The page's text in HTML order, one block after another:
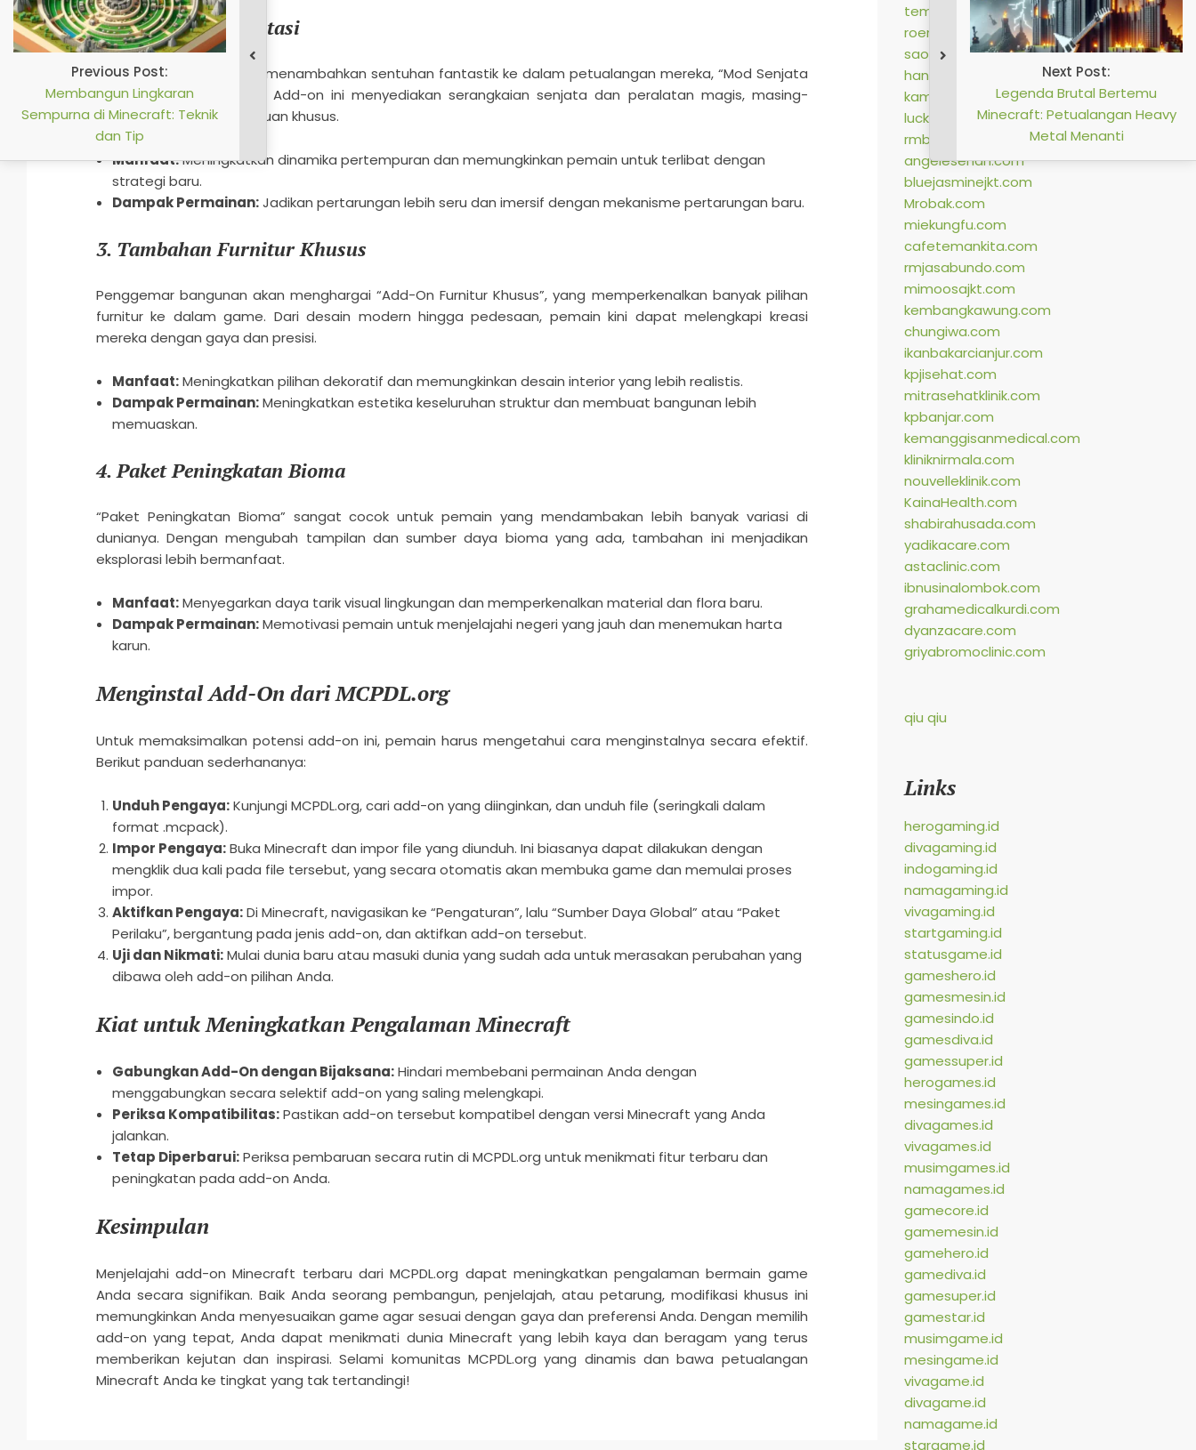
2.Mod Senjata Fantasi
Untuk pemain yang ingin menambahkan sentuhan fantastik ke dalam petualangan mereka, “Mod Senjata
Fantasi” sangat penting. Add-on ini menyediakan serangkaian senjata dan peralatan magis, masing-
masing dengan kemampuan khusus.
Manfaat:Meningkatkan dinamika pertempuran dan memungkinkan pemain untuk terlibat dengan
strategi baru.
Dampak Permainan:Jadikan pertarungan lebih seru dan imersif dengan mekanisme pertarungan baru.
3. Tambahan Furnitur Khusus
Penggemar bangunan akan menghargai “Add-On Furnitur Khusus”, yang memperkenalkan banyak pilihan
furnitur ke dalam game. Dari desain modern hingga pedesaan, pemain kini dapat melengkapi kreasi
mereka dengan gaya dan presisi.
Manfaat:Meningkatkan pilihan dekoratif dan memungkinkan desain interior yang lebih realistis.
Dampak Permainan:Meningkatkan estetika keseluruhan struktur dan membuat bangunan lebih
memuaskan.
4.Paket Peningkatan Bioma
“Paket Peningkatan Bioma” sangat cocok untuk pemain yang mendambakan lebih banyak variasi di
dunianya. Dengan mengubah tampilan dan sumber daya bioma yang ada, tambahan ini menjadikan
eksplorasi lebih bermanfaat.
Manfaat:Menyegarkan daya tarik visual lingkungan dan memperkenalkan material dan flora baru.
Dampak Permainan:Memotivasi pemain untuk menjelajahi negeri yang jauh dan menemukan harta
karun.
Menginstal Add-On dari MCPDL.org
Untuk memaksimalkan potensi add-on ini, pemain harus mengetahui cara menginstalnya secara efektif.
Berikut panduan sederhananya:
Unduh Pengaya:Kunjungi MCPDL.org, cari add-on yang diinginkan, dan unduh file (seringkali dalam
format .mcpack).
Impor Pengaya:Buka Minecraft dan impor file yang diunduh. Ini biasanya dapat dilakukan dengan
mengklik dua kali pada file tersebut, yang secara otomatis akan membuka game dan memulai proses
impor.
Aktifkan Pengaya:Di Minecraft, navigasikan ke “Pengaturan”, lalu “Sumber Daya Global” atau “Paket
Perilaku”, bergantung pada jenis add-on, dan aktifkan add-on tersebut.
Uji dan Nikmati:Mulai dunia baru atau masuki dunia yang sudah ada untuk merasakan perubahan yang
dibawa oleh add-on pilihan Anda.
Kiat untuk Meningkatkan Pengalaman Minecraft
Gabungkan Add-On dengan Bijaksana:Hindari membebani permainan Anda dengan
menggabungkan secara selektif add-on yang saling melengkapi.
Periksa Kompatibilitas:Pastikan add-on tersebut kompatibel dengan versi Minecraft yang Anda
jalankan.
Tetap Diperbarui:Periksa pembaruan secara rutin di MCPDL.org untuk menikmati fitur terbaru dan
peningkatan pada add-on Anda.
Kesimpulan
Menjelajahi add-on Minecraft terbaru dari MCPDL.org dapat meningkatkan pengalaman bermain game
Anda secara signifikan. Baik Anda seorang pembangun, penjelajah, atau petarung, modifikasi khusus ini
memungkinkan Anda menyesuaikan game agar sesuai dengan gaya dan preferensi Anda. Dengan memilih
add-on yang tepat, Anda dapat menikmati dunia Minecraft yang lebih kaya dan beragam yang terus
memberikan kejutan dan inspirasi. Selami komunitas MCPDL.org yang dinamis dan bawa petualangan
Minecraft Anda ke tingkat yang tak tertandingi!
tempongpns.com
roemahkuliner.com
saoenkkito.com
handayaniprima.com
kampungmakan.com
luckycatck.com
rmbakoelkita.com
angelesehan.com
bluejasminejkt.com
Mrobak.com
miekungfu.com
cafetemankita.com
rmjasabundo.com
mimoosajkt.com
kembangkawung.com
chungiwa.com
ikanbakarcianjur.com
kpjisehat.com
mitrasehatklinik.com
kpbanjar.com
kemanggisanmedical.com
kliniknirmala.com
nouvelleklinik.com
KainaHealth.com
shabirahusada.com
yadikacare.com
astaclinic.com
ibnusinalombok.com
grahamedicalkurdi.com
dyanzacare.com
griyabromoclinic.com
qiu qiu
Links
herogaming.id
divagaming.id
indogaming.id
namagaming.id
vivagaming.id
startgaming.id
statusgame.id
gameshero.id
gamesmesin.id
gamesindo.id
gamesdiva.id
gamessuper.id
herogames.id
mesingames.id
divagames.id
vivagames.id
musimgames.id
namagames.id
gamecore.id
gamemesin.id
gamehero.id
gamediva.id
gamesuper.id
gamestar.id
musimgame.id
mesingame.id
vivagame.id
divagame.id
namagame.id
stargame.id